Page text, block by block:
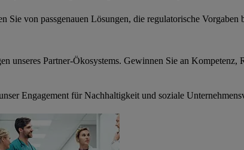
von passgenauen Lösungen, die regulatorische
unseres Partner-Ökosystems. Gewinnen Sie an Kompetenz,
Engagement für Nachhaltigkeit und soziale